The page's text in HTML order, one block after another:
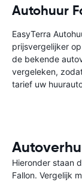
Autohuur
EasyTerra
prijsvergelijker
de bekende
vergeleken,
tarief uw
Hieronder staan
Fallon. Vergelijk